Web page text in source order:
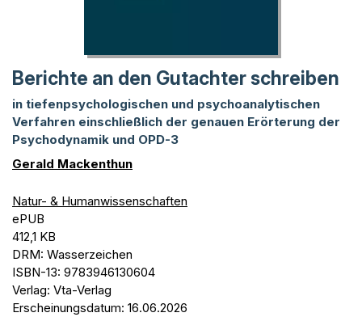
Berichte an den Gutachter schreiben
in tiefenpsychologischen und psychoanalytischen
Verfahren einschließlich der genauen Erörterung der
Psychodynamik und OPD-3
Gerald Mackenthun
Natur- & Humanwissenschaften
ePUB
412,1 KB
DRM: Wasserzeichen
ISBN-13: 9783946130604
Verlag: Vta-Verlag
Erscheinungsdatum: 16.06.2026